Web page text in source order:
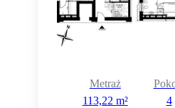
Metraż
113,22 m²
4